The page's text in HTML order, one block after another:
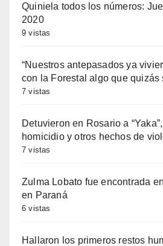
Quiniela todos los números:
2020
9 vistas
“Nuestros antepasados ya
con la Forestal algo que quizás
7 vistas
Detuvieron en Rosario a
homicidio y otros hechos de
7 vistas
Zulma Lobato fue encontrada
en Paraná
6 vistas
Hallaron los primeros restos